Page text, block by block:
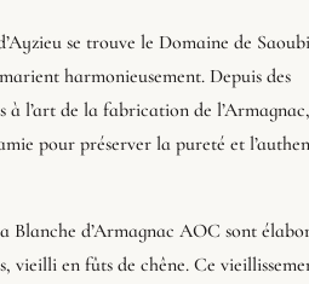
se trouve le Domaine de
harmonieusement. Depuis des
à l’art de la fabrication de
pour préserver la pureté et
Blanche d’Armagnac AOC sont
vieilli en fûts de chêne. Ce